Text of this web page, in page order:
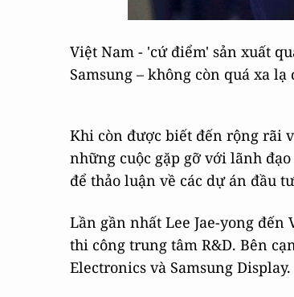
Việt Nam - 'cứ điểm' sản xuất
Samsung – không còn quá xa lạ
Khi còn được biết đến rộng rãi
những cuộc gặp gỡ với lãnh
để thảo luận về các dự án đầu
Lần gần nhất Lee Jae-yong
thi công trung tâm R&D. Bên
Electronics và Samsung Display.